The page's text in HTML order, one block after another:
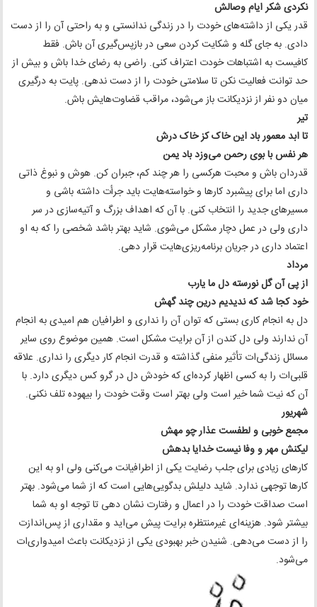
نکردی شکر ایام وصالش
قدر یکی از داشته‌های خودت را در زندگی ندانستی و به راحتی آن را از دست
دادی. به جای گله و شکایت کردن سعی در بازپس‌گیری آن باش. فقط
کافیست به اشتباهات خودت اعتراف کنی. راضی به رضای خدا باش و بیش از
حد توانت فعالیت نکن تا سلامتی خودت را از دست ندهی. پایت به درگیری
میان دو نفر از نزدیکانت باز می‌شود، مراقب قضاوت‌هایش باش.
تیر
تا ابد معمور باد این خاک کز خاک درش
هر نفس با بوی رحمن می‌وزد باد یمن
قدردان باش و محبت هرکسی را هر چند کم، جبران کن. هوش و نبوغ ذاتی
داری اما برای پیشبرد کارها و خواسته‌هایت باید جرأت داشته باشی و
مسیرهای جدید را انتخاب کنی. با آن که اهداف بزرگ و آتیه‌سازی در سر
داری ولی در عمل دچار مشکل می‌شوی. شاید بهتر باشد شخصی را که به او
اعتماد داری در جریان برنامه‌ریزی‌‌هایت قرار دهی.
مرداد
از پی آن گل نورسته دل ما یارب
خود کجا شد که ندیدیم درین چند گهش
دل به انجام کاری بستی که توان آن را نداری و اطرافیان هم امیدی به انجام
آن ندارند ولی دل کندن از آن برایت مشکل است. همین موضوع روی سایر
مسائل زندگی‌ات تأثیر منفی گذاشته و قدرت انجام کار دیگری را نداری. علاقه
قلبی‌ات را به کسی اظهار کرده‌ای که خودش دل در گرو کس دیگری دارد. با
آن که نیت شما خیر است ولی بهتر است وقت خودت را بیهوده تلف نکنی.
شهریور
مجمع خوبی و لطفست عذار چو مهش
لیکنش مهر و وفا نیست خدایا بدهش
کارهای زیادی برای جلب رضایت یکی از اطرافیانت می‌کنی ولی او به این
کارها توجهی ندارد. شاید دلیلش بدگویی‌هایی است که از شما می‌شود. بهتر
است صداقت خودت را در اعمال و رفتارت نشان دهی تا توجه او به شما
بیشتر شود. هزینه‌ای غیرمنتظره برایت پیش می‌اید و مقداری از پس‌اندازت
را از دست می‌دهی. شنیدن خبر بهبودی یکی از نزدیکانت باعث امیدواری‌ات
می‌شود.